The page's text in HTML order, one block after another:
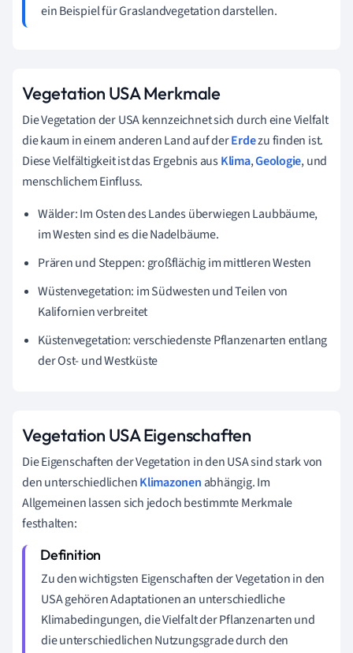
ein Beispiel für Graslandvegetation darstellen.
Vegetation USA Merkmale
Die Vegetation der USA kennzeichnet sich durch eine Vielfalt
die kaum in einem anderen Land auf derErdezu finden ist.
Diese Vielfältigkeit ist das Ergebnis ausKlima,Geologie, und
menschlichem Einfluss.
Wälder: Im Osten des Landes überwiegen Laubbäume,
im Westen sind es die Nadelbäume.
Prären und Steppen: großflächig im mittleren Westen
Wüstenvegetation: im Südwesten und Teilen von
Kalifornien verbreitet
Küstenvegetation: verschiedenste Pflanzenarten entlang
der Ost- und Westküste
Vegetation USA Eigenschaften
Die Eigenschaften der Vegetation in den USA sind stark von
den unterschiedlichenKlimazonen abhängig. Im
Allgemeinen lassen sich jedoch bestimmte Merkmale
festhalten:
Zu den wichtigsten Eigenschaften der Vegetation in den
USA gehören Adaptationen an unterschiedliche
Klimabedingungen, die Vielfalt der Pflanzenarten und
die unterschiedlichen Nutzungsgrade durch den